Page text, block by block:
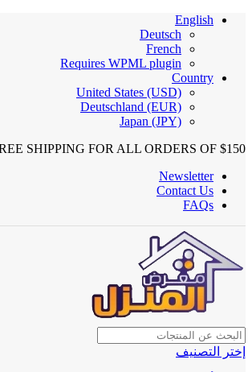
English
Deutsch
French
Requires WPML plugin
Country
United States (USD)
Deutschland (EUR)
Japan (JPY)
SHIPPING FOR ALL ORDERS OF $150
Newsletter
Contact Us
FAQs
إختر التصنيف